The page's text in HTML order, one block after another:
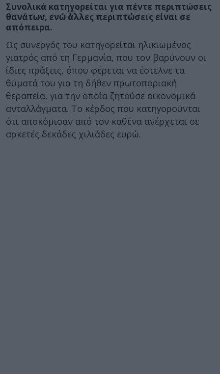
Συνολικά κατηγορείται για πέντε περιπτώσεις
θανάτων, ενώ άλλες περιπτώσεις είναι σε
απόπειρα.
Ως συνεργός του κατηγορείται ηλικιωμένος
γιατρός από τη Γερμανία, που τον βαρύνουν οι
ίδιες πράξεις, όπου φέρεται να έστελνε τα
θύματά του για τη δήθεν πρωτοποριακή
θεραπεία, για την οποία ζητούσε οικονομικά
ανταλλάγματα. Το κέρδος που κατηγορούνται
ότι αποκόμισαν από τον καθένα ανέρχεται σε
αρκετές δεκάδες χιλιάδες ευρώ.